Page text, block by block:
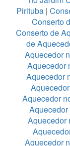
Pirituba|
Conserto
Conserto de
de
Aquecedor
Aquecedor
Aquecedor
Aquecedor
Aquecedor
Aquecedor